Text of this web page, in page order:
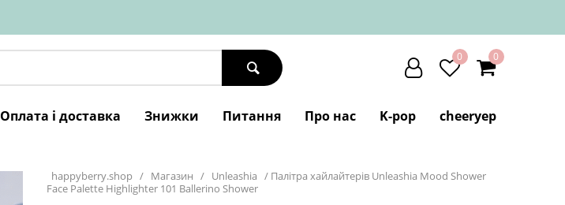
0 0
Оплата і доставка Знижки Питання Про нас K-pop cheeryep
happyberry.shop / Магазин / Unleashia / Палітра хайлайтерів Unleashia Mood Shower
Face Palette Highlighter 101 Ballerino Shower